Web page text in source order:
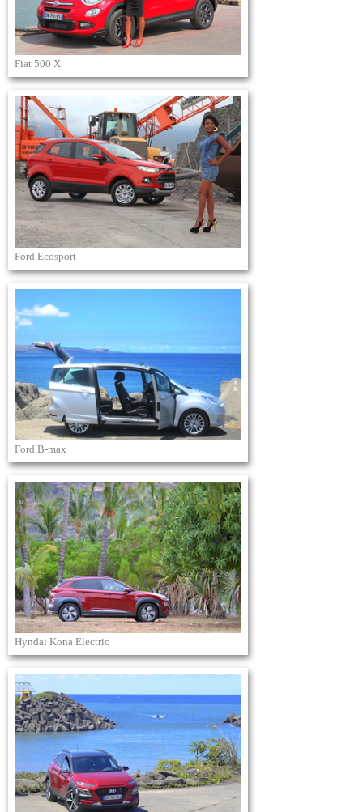
Fiat 500 X
Ford Ecosport
Ford B-max
Hyndai Kona Electric